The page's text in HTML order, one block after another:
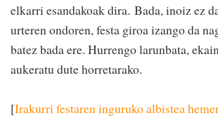
elkarri esandakoak dira. Bada, inoiz ez
urteren ondoren, festa giroa izango da
batez bada ere. Hurrengo larunbata,
aukeratu dute horretarako.
[Irakurri festaren inguruko albistea